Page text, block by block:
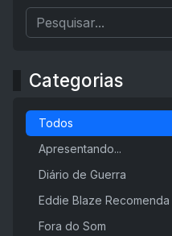
Categorias
Todos
Apresentando...
Diário de Guerra
Eddie Blaze Recomenda
Fora do Som